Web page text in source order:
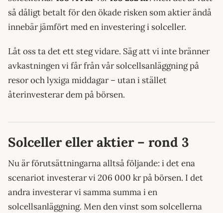
så dåligt betalt för den ökade risken som aktier ändå
innebär jämfört med en investering i solceller.
Låt oss ta det ett steg vidare. Säg att vi inte bränner
avkastningen vi får från vår solcellsanläggning på
resor och lyxiga middagar – utan i stället
återinvesterar dem på börsen.
Solceller eller aktier – rond 3
Nu är förutsättningarna alltså följande: i det ena
scenariot investerar vi 206 000 kr på börsen. I det
andra investerar vi samma summa i en
solcellsanläggning. Men den vinst som solcellerna